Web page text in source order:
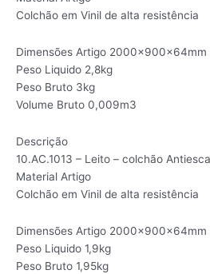
Colchão em Vinil de alta resistência
Dimensões Artigo 2000x900x64mm
Peso Liquido 2,8kg
Peso Bruto 3kg
Volume Bruto 0,009m3
Descrição
10.AC.1013 – Leito – colchão
Material Artigo
Colchão em Vinil de alta resistência
Dimensões Artigo 2000x900x64mm
Peso Liquido 1,9kg
Peso Bruto 1,95kg